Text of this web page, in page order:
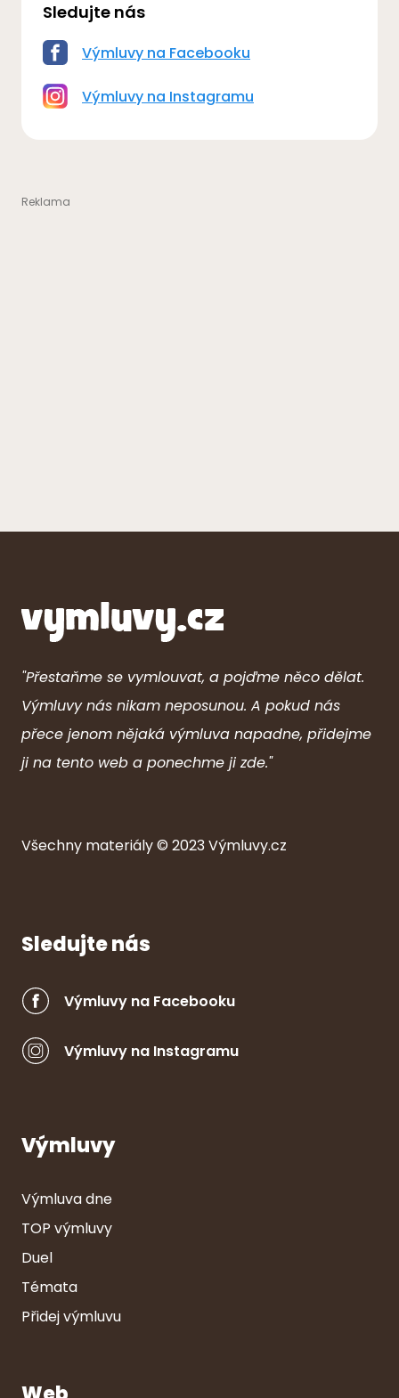
Sledujte nás
Výmluvy na Facebooku
Výmluvy na Instagramu
"Přestaňme se vymlouvat, a pojďme něco dělat.
Výmluvy nás nikam neposunou. A pokud nás
přece jenom nějaká výmluva napadne, přidejme
ji na tento web a ponechme ji zde."
Všechny materiály © 2023Výmluvy.cz
Sledujte nás
Výmluvy na Facebooku
Výmluvy na Instagramu
Výmluvy
Výmluva dne
TOP výmluvy
Duel
Témata
Přidej výmluvu